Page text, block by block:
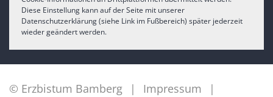
Diese Einstellung kann auf der Seite mit unserer
Datenschutzerklärung (siehe Link im Fußbereich) später jederzeit
wieder geändert werden.
© Erzbistum Bamberg
Impressum